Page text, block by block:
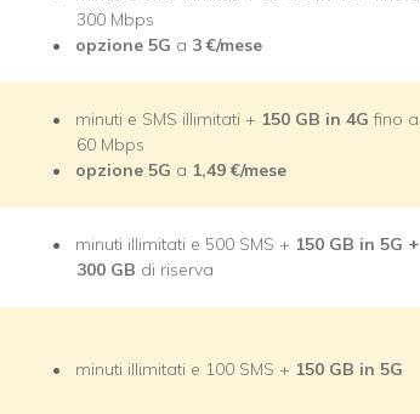
300 Mbps
opzione 5G a 3 €/mese
minuti e SMS illimitati + 150 GB in 4Gfino a
60 Mbps
opzione 5G a 1,49 €/mese
minuti illimitati e 500 SMS + 150 GB in 5G +
300 GB di riserva
minuti illimitati e 100 SMS + 150 GB in 5G